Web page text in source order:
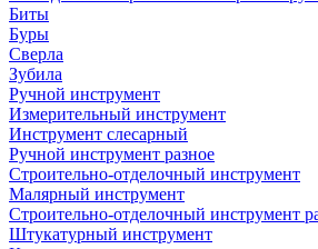
Биты
Буры
Сверла
Зубила
Ручной инструмент
Измерительный инструмент
Инструмент слесарный
Ручной инструмент разное
Строительно-отделочный инструмент
Малярный инструмент
Строительно-отделочный инструмент
Штукатурный инструмент